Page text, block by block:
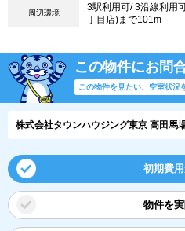
周辺環境
3駅利用可/ 3沿線利用
丁目店)まで101m
この物件にお問
この物件を見たい、空室状況
株式会社タウンハウジング東京 高田馬
初期費
物件を